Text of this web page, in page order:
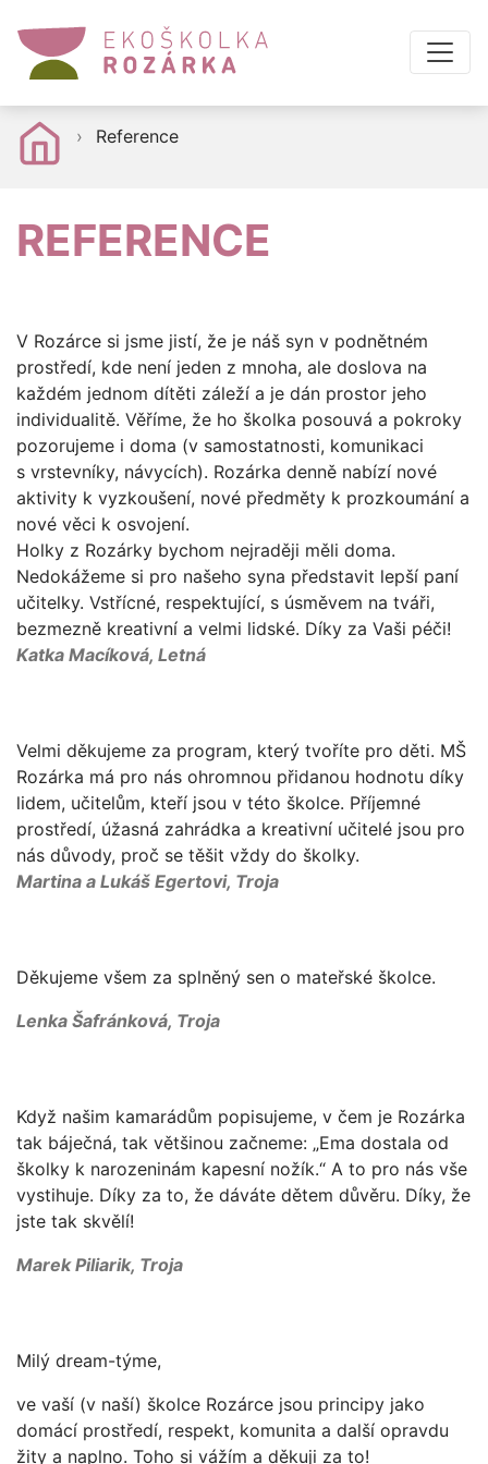
Reference
REFERENCE
V Rozárce si jsme jistí, že je náš syn v podnětném
prostředí, kde není jeden z mnoha, ale doslova na
každém jednom dítěti záleží a je dán prostor jeho
individualitě. Věříme, že ho školka posouvá a pokroky
pozorujeme i doma (v samostatnosti, komunikaci
s vrstevníky, návycích). Rozárka denně nabízí nové
aktivity k vyzkoušení, nové předměty k prozkoumání a
nové věci k osvojení.
Holky z Rozárky bychom nejraději měli doma.
Nedokážeme si pro našeho syna představit lepší paní
učitelky. Vstřícné, respektující, s úsměvem na tváři,
bezmezně kreativní a velmi lidské. Díky za Vaši péči!
Katka Macíková, Letná
Velmi děkujeme za program, který tvoříte pro děti. MŠ
Rozárka má pro nás ohromnou přidanou hodnotu díky
lidem, učitelům, kteří jsou v této školce. Příjemné
prostředí, úžasná zahrádka a kreativní učitelé jsou pro
nás důvody, proč se těšit vždy do školky.
Martina a Lukáš Egertovi, Troja
Děkujeme všem za splněný sen o mateřské školce.
Lenka Šafránková, Troja
Když našim kamarádům popisujeme, v čem je Rozárka
tak báječná, tak většinou začneme: „Ema dostala od
školky k narozeninám kapesní nožík.“ A to pro nás vše
vystihuje. Díky za to, že dáváte dětem důvěru. Díky, že
jste tak skvělí!
Marek Piliarik, Troja
Milý dream-týme,
ve vaší (v naší) školce Rozárce jsou principy jako
domácí prostředí, respekt, komunita a další opravdu
žity a naplno. Toho si vážím a děkuji za to!